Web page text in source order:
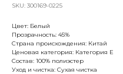
SKU: 300169-0225
Цвет: Белый
Прозрачность: 45%
Страна происхождения: Китай
Ценовая категория: Категория Е
Состав: 100% полиэстер
Уход и чистка: Сухая чистка